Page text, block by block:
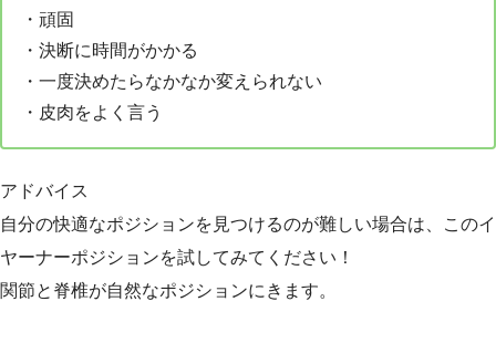
・頑固
・決断に時間がかかる
・一度決めたらなかなか変えられない
・皮肉をよく言う
アドバイス
自分の快適なポジションを見つけるのが難しい場合は、このイ
ヤーナーポジションを試してみてください！
関節と脊椎が自然なポジションにきます。